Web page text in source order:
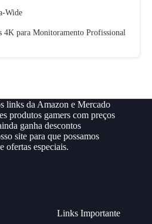
Wide
4K para Monitoramento Profissional
links da Amazon e Mercado
produtos gamers com preços
ganha descontos
site para que possamos
ofertas especiais.
Links Importante